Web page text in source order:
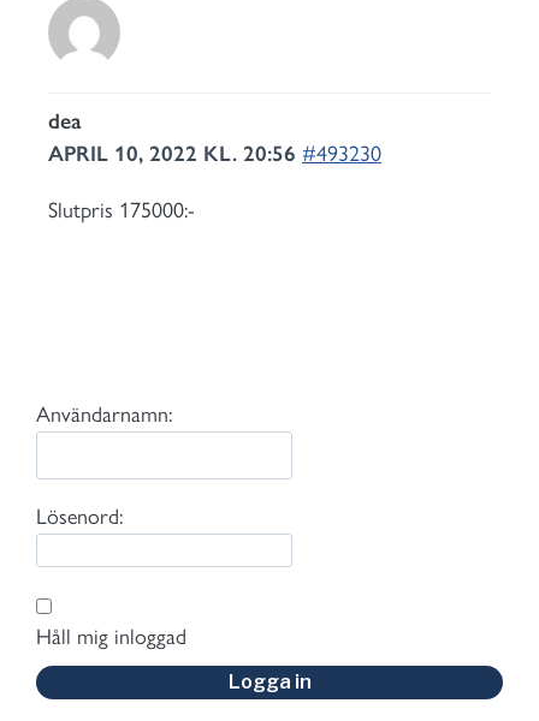
dea
APRIL 10, 2022 KL. 20:56 #493230
Slutpris 175000:-
Användarnamn:
Lösenord:
Håll mig inloggad
Logga in